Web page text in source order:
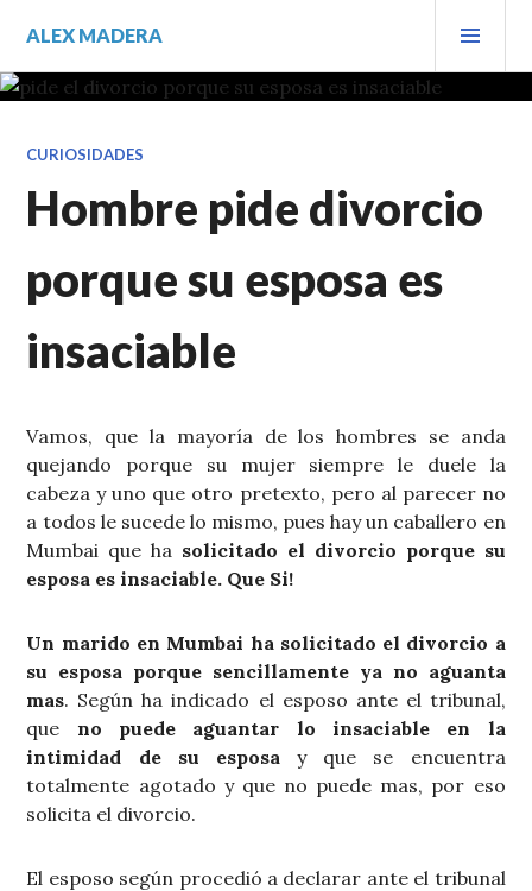
contenido.
ALEX MADERA
CURIOSIDADES
Hombre pide divorcio
porque su esposa es
insaciable
Vamos, que la mayoría de los hombres se anda
quejando porque su mujer siempre le duele la
cabeza y uno que otro pretexto, pero al parecer no
a todos le sucede lo mismo, pues hay un caballero en
Mumbai que ha solicitado el divorcio porque su
esposa es insaciable. Que Si!
Un marido en Mumbai ha solicitado el divorcio a
su esposa porque sencillamente ya no aguanta
mas. Según ha indicado el esposo ante el tribunal,
que no puede aguantar lo insaciable en la
intimidad de su esposay que se encuentra
totalmente agotado y que no puede mas, por eso
solicita el divorcio.
El esposo según procedió a declarar ante el tribunal